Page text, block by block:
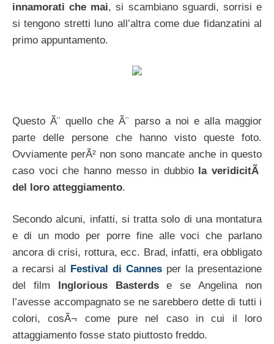
innamorati che mai, si scambiano sguardi, sorrisi e
si tengono stretti luno all’altra come due fidanzatini al
primo appuntamento.
Questo Ã¨ quello che Ã¨ parso a noi e alla maggior
parte delle persone che hanno visto queste foto.
Ovviamente perÃ² non sono mancate anche in questo
caso voci che hanno messo in dubbio la veridicitÃ
del loro atteggiamento.
Secondo alcuni, infatti, si tratta solo di una montatura
e di un modo per porre fine alle voci che parlano
ancora di crisi, rottura, ecc. Brad, infatti, era obbligato
a recarsi al
Festival di Cannes per la presentazione
del film
Inglorious Basterdse se Angelina non
l’avesse accompagnato se ne sarebbero dette di tutti i
colori, cosÃ¬ come pure nel caso in cui il loro
attaggiamento fosse stato piuttosto freddo.